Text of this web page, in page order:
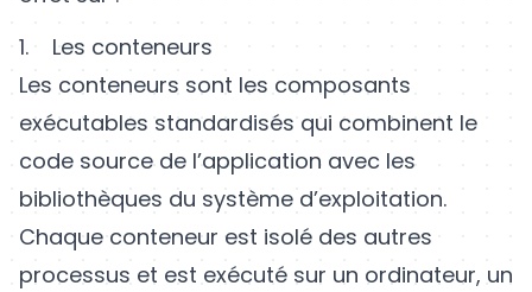
1. Les conteneurs
Les conteneurs sont les composants
exécutables standardisés qui combinent le
code source de l’application avec les
bibliothèques du système d’exploitation.
Chaque conteneur est isolé des autres
processus et est exécuté sur un ordinateur, un